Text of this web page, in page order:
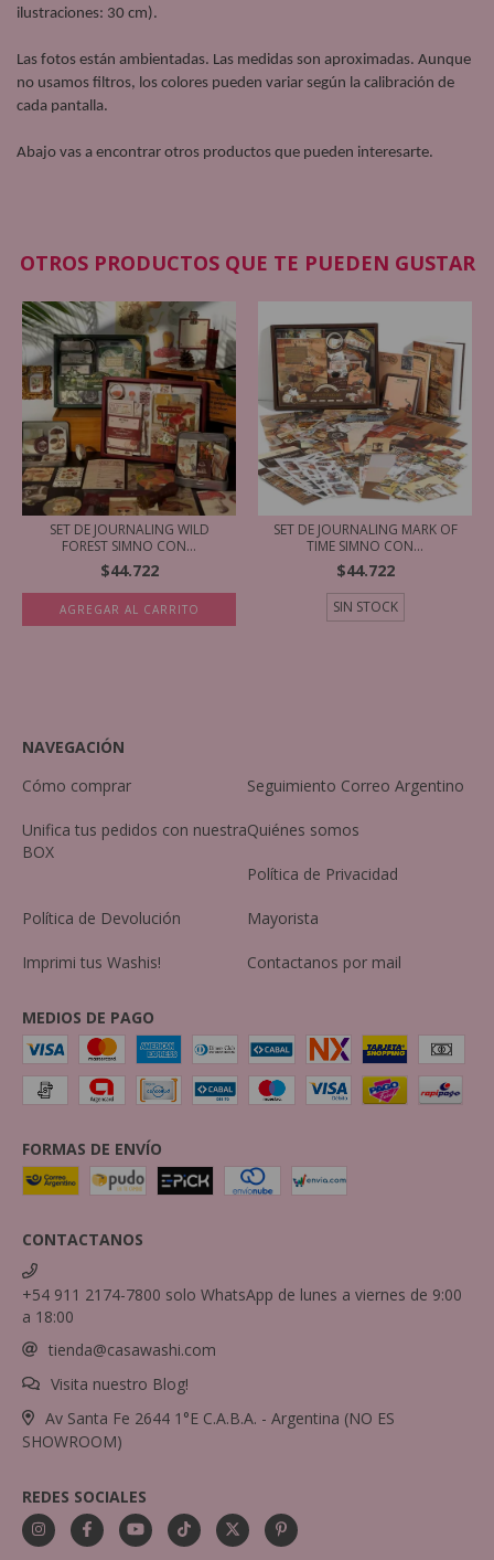
ilustraciones: 30 cm).
Las fotos están ambientadas. Las medidas son aproximadas. Aunque
no usamos filtros, los colores pueden variar según la calibración de
cada pantalla.
Abajo vas a encontrar otros productos que pueden interesarte.
OTROS PRODUCTOS QUE TE PUEDEN GUSTAR
SET DE JOURNALING WILD
FOREST SIMNO CON...
$44.722
AGREGAR AL CARRITO
SET DE JOURNALING MARK OF
TIME SIMNO CON...
$44.722
SIN STOCK
NAVEGACIÓN
Cómo comprar
Seguimiento Correo Argentino
Unifica tus pedidos con nuestra
BOX
Quiénes somos
Política de Privacidad
Política de Devolución Mayorista
Imprimi tus Washis! Contactanos por mail
MEDIOS DE PAGO
FORMAS DE ENVÍO
CONTACTANOS
+54 911 2174-7800 solo WhatsApp de lunes a viernes de 9:00
a 18:00
tienda@casawashi.com
Visita nuestro Blog!
Av Santa Fe 2644 1°E C.A.B.A. - Argentina (NO ES
SHOWROOM)
REDES SOCIALES